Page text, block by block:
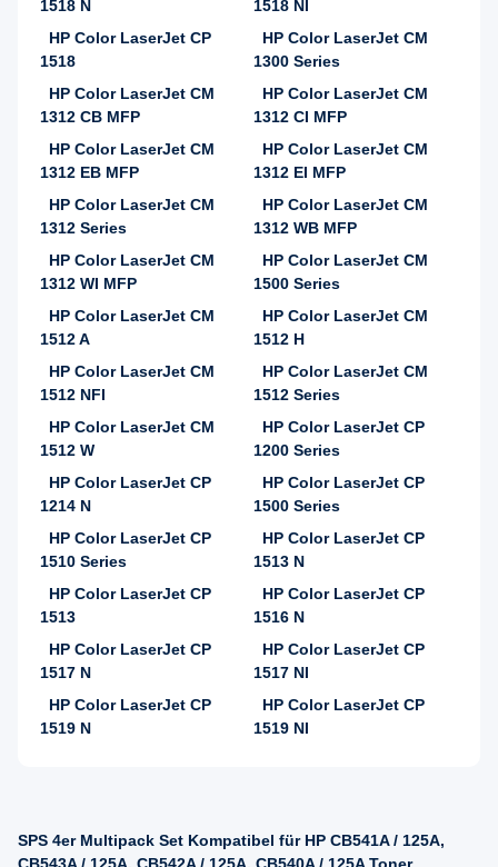
1518 N
1518 NI
HP Color LaserJet CP
1518
HP Color LaserJet CM
1300 Series
HP Color LaserJet CM
1312 CB MFP
HP Color LaserJet CM
1312 CI MFP
HP Color LaserJet CM
1312 EB MFP
HP Color LaserJet CM
1312 EI MFP
HP Color LaserJet CM
1312 Series
HP Color LaserJet CM
1312 WB MFP
HP Color LaserJet CM
1312 WI MFP
HP Color LaserJet CM
1500 Series
HP Color LaserJet CM
1512 A
HP Color LaserJet CM
1512 H
HP Color LaserJet CM
1512 NFI
HP Color LaserJet CM
1512 Series
HP Color LaserJet CM
1512 W
HP Color LaserJet CP
1200 Series
HP Color LaserJet CP
1214 N
HP Color LaserJet CP
1500 Series
HP Color LaserJet CP
1510 Series
HP Color LaserJet CP
1513 N
HP Color LaserJet CP
1513
HP Color LaserJet CP
1516 N
HP Color LaserJet CP
1517 N
HP Color LaserJet CP
1517 NI
HP Color LaserJet CP
1519 N
HP Color LaserJet CP
1519 NI
SPS 4er Multipack Set Kompatibel für HP CB541A / 125A,